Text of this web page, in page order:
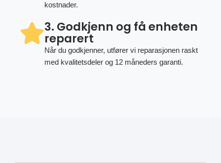
kostnader.
3. Godkjenn og få enheten
reparert
Når du godkjenner, utfører vi reparasjonen raskt
med kvalitetsdeler og 12 måneders garanti.